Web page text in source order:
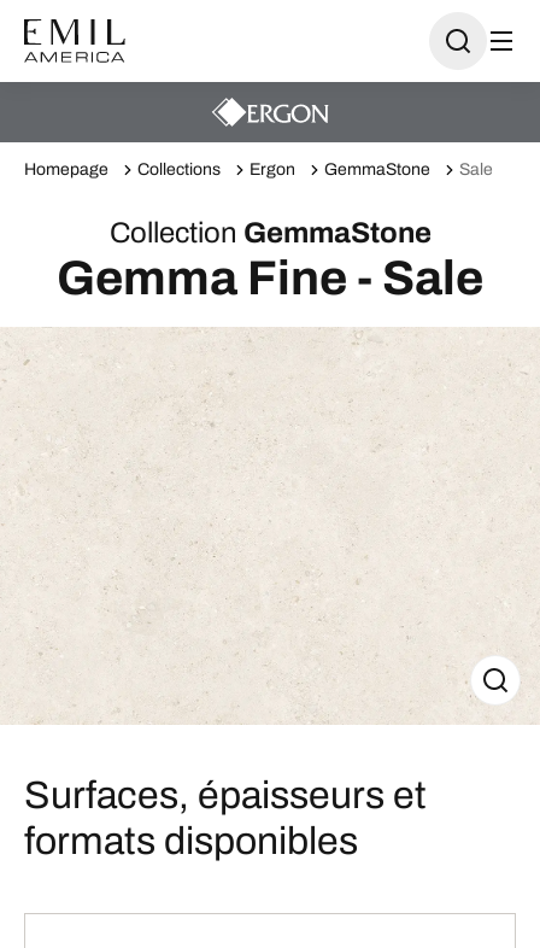
Homepage Collections Ergon GemmaStone Sale
Collection GemmaStone
Gemma Fine - Sale
Surfaces, épaisseurs et
formats disponibles